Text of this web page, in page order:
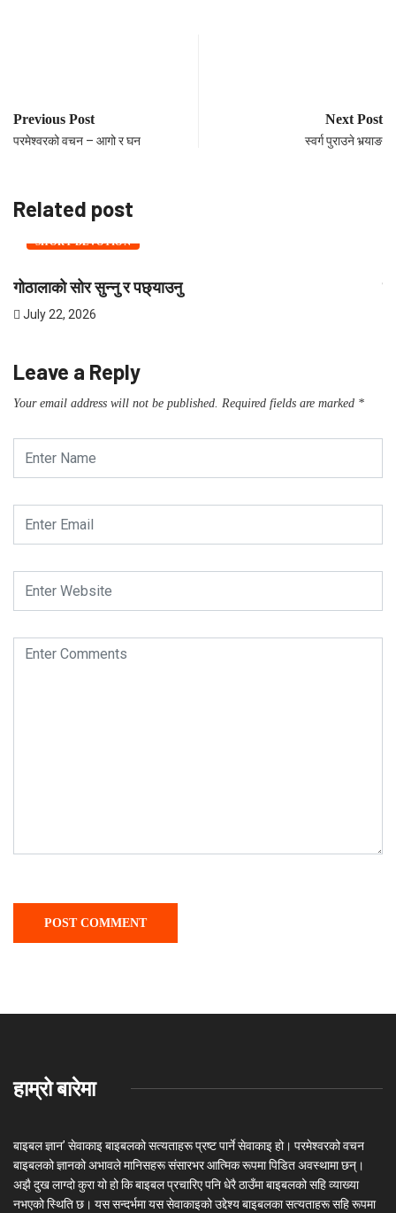
Previous Post
परमेश्‍वरको वचन – आगो र घन
Next Post
स्वर्ग पुराउने भर्‍याङ
Related post
SHORT DEVOTION
गोठालाको सोर सुन्नु र पछ्याउनु
July 22, 2026
Leave a Reply
Your email address will not be published. Required fields are marked *
हाम्रो बारेमा
बाइबल ज्ञान’ सेवाकाइ बाइबलको सत्यताहरू प्रष्ट पार्ने सेवाकाइ हो। परमेश्‍वरको वचन
बाइबलको ज्ञानको अभावले मानिसहरू संसारभर आत्मिक रूपमा पिडित अवस्थामा छन्।
अझै दुख लाग्दो कुरा यो हो कि बाइबल प्रचारिए पनि धेरै ठाउँमा बाइबलको सहि व्याख्या
नभएको स्थिति छ। यस सन्दर्भमा यस सेवाकाइको उद्देश्य बाइबलका सत्यताहरू सहि रूपमा